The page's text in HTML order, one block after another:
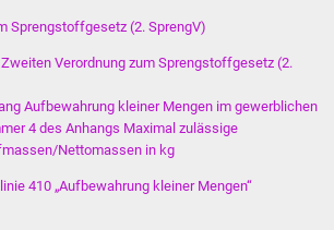
Kulturhalle
Vereine und Parteien
Selbsteintrag Vereine
Sprengstoffgesetz (2. SprengV)
Verordnung zum Sprengstoffgesetz (2.
Aufbewahrung kleiner Mengen im gewerblichen
4 des Anhangs Maximal zulässige
Nettomassen in kg
410 „Aufbewahrung kleiner Mengen“